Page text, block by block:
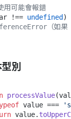
可能會報錯
!== undefined)
（如果
別
processValue(
value ===
value.